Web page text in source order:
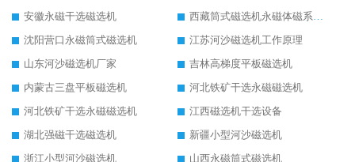
安徽永磁干选磁选机
西藏筒式磁选机永磁体磁系设计
沈阳营口永磁筒式磁选机
江苏河沙磁选机工作原理
山东河沙磁选机厂家
吉林高梯度平板磁选机
内蒙古三盘平板磁选机
河北铁矿干选永磁磁选机
河北铁矿干选永磁磁选机
江西磁选机干选设备
湖北强磁干选磁选机
新疆小型河沙磁选机
浙江小型河沙磁选机
山西永磁筒式磁选机